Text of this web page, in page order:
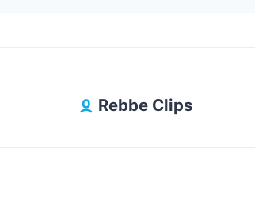
Rebbe Clips